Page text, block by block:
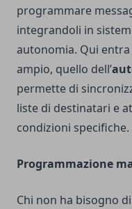
programmare
integrandoli in
autonomia. Qui
ampio, quello dell’
permette di
liste di destinatari e
condizioni specifiche.
Programmazione
Chi non ha bisogno